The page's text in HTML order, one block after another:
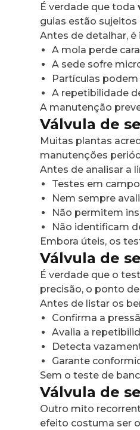
É verdade que toda
guias estão
Antes de detalhar,
A mola perde
A sede sofre
Partículas
A repetibilidade
A manutenção
Válvula de
Muitas plantas
manutenções
Antes de analisar a
Testes em
Nem sempre
Não permitem
Não identificam
Embora úteis, os
Válvula de
É verdade que o
precisão, o ponto
Antes de listar os
Confirma a
Avalia a
Detecta
Garante
Sem o teste de
Válvula de
Outro mito
efeito costuma ser